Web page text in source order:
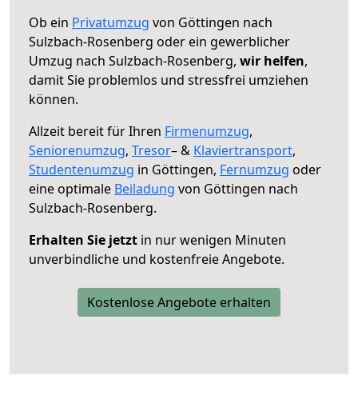
Ob ein Privatumzug von Göttingen nach
Sulzbach-Rosenberg oder ein gewerblicher
Umzug nach Sulzbach-Rosenberg, wir helfen,
damit Sie problemlos und stressfrei umziehen
können.
Allzeit bereit für Ihren Firmenumzug,
Seniorenumzug, Tresor– & Klaviertransport,
Studentenumzug in Göttingen, Fernumzug oder
eine optimale Beiladung von Göttingen nach
Sulzbach-Rosenberg.
Erhalten Sie jetzt in nur wenigen Minuten
unverbindliche und kostenfreie Angebote.
Kostenlose Angebote erhalten